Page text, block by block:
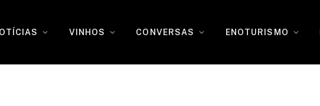
VINHOS CONVERSAS ENOTURISMO